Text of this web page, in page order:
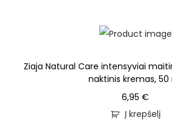
Ziaja Natural Care intensyviai
naktinis kremas, 50
6,95€
Į krepšelį